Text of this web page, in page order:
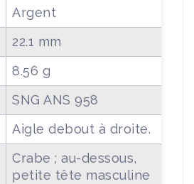
Argent
22.1 mm
8.56 g
SNG ANS 958
Aigle debout à droite.
Crabe ; au-dessous,
petite tête masculine